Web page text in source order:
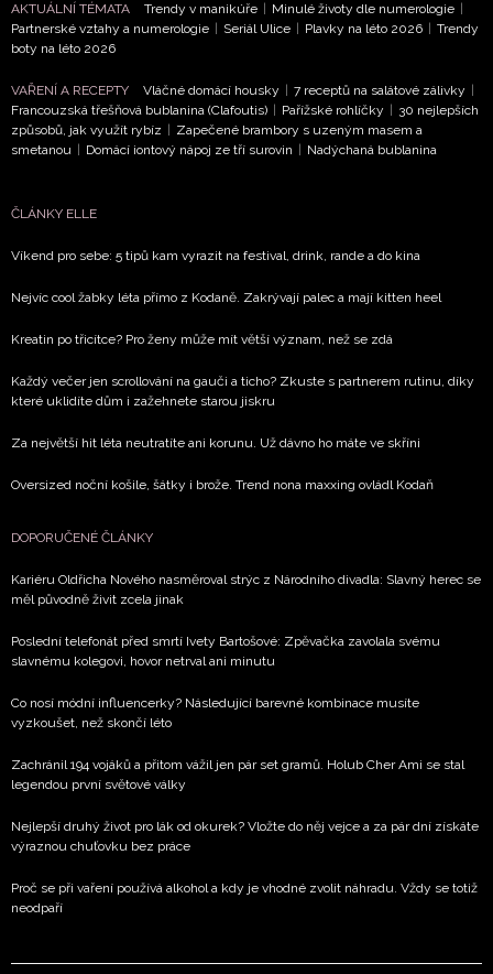
AKTUÁLNÍ TÉMATA Trendy v manikúře Minulé životy dle numerologie
Partnerské vztahy a numerologie
Seriál Ulice Plavky na léto 2026
Trendy
boty na léto 2026
VAŘENÍ A RECEPTY Vláčné domácí housky 7 receptů na salátové zálivky
Francouzská třešňová bublanina (Clafoutis)
Pařížské rohlíčky
30 nejlepších
způsobů, jak využít rybíz
Zapečené brambory s uzeným masem a
smetanou
Domácí iontový nápoj ze tří surovin Nadýchaná bublanina
ČLÁNKY ELLE
Víkend pro sebe: 5 tipů kam vyrazit na festival, drink, rande a do kina
Nejvíc cool žabky léta přímo z Kodaně. Zakrývají palec a mají kitten heel
Kreatin po třicítce? Pro ženy může mít větší význam, než se zdá
Každý večer jen scrollování na gauči a ticho? Zkuste s partnerem rutinu, díky
které uklidíte dům i zažehnete starou jiskru
Za největší hit léta neutratíte ani korunu. Už dávno ho máte ve skříni
Oversized noční košile, šátky i brože. Trend nona maxxing ovládl Kodaň
DOPORUČENÉ ČLÁNKY
Kariéru Oldřicha Nového nasměroval strýc z Národního divadla: Slavný herec se
měl původně živit zcela jinak
Poslední telefonát před smrtí Ivety Bartošové: Zpěvačka zavolala svému
slavnému kolegovi, hovor netrval ani minutu
Co nosí módní influencerky? Následující barevné kombinace musíte
vyzkoušet, než skončí léto
Zachránil 194 vojáků a přitom vážil jen pár set gramů. Holub Cher Ami se stal
legendou první světové války
Nejlepší druhý život pro lák od okurek? Vložte do něj vejce a za pár dní získáte
výraznou chuťovku bez práce
Proč se při vaření používá alkohol a kdy je vhodné zvolit náhradu. Vždy se totiž
neodpaří